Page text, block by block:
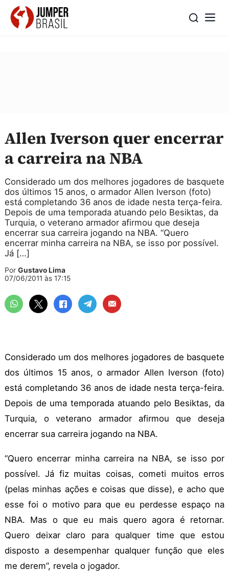
Allen Iverson quer encerrar
a carreira na NBA
Considerado um dos melhores jogadores de basquete
dos últimos 15 anos, o armador Allen Iverson (foto)
está completando 36 anos de idade nesta terça-feira.
Depois de uma temporada atuando pelo Besiktas, da
Turquia, o veterano armador afirmou que deseja
encerrar sua carreira jogando na NBA. “Quero
encerrar minha carreira na NBA, se isso por possível.
Já […]
Por Gustavo Lima
07/06/2011 às 17:15
Considerado um dos melhores jogadores de basquete
dos últimos 15 anos, o armador Allen Iverson (foto)
está completando 36 anos de idade nesta terça-feira.
Depois de uma temporada atuando pelo Besiktas, da
Turquia, o veterano armador afirmou que deseja
encerrar sua carreira jogando na NBA.
“Quero encerrar minha carreira na NBA, se isso por
possível. Já fiz muitas coisas, cometi muitos erros
(pelas minhas ações e coisas que disse), e acho que
esse foi o motivo para que eu perdesse espaço na
NBA. Mas o que eu mais quero agora é retornar.
Quero deixar claro para qualquer time que estou
disposto a desempenhar qualquer função que eles
me derem”, revela o jogador.